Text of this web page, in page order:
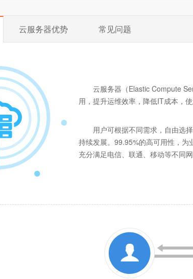
云服务器优势 常见问题
云服务器（Elastic Compute
用，提升运维效率，降低IT成本，
用户可根据不同需求，自由选
持续发展。99.95%的高可用性，为
充分满足电信、联通、移动等不同